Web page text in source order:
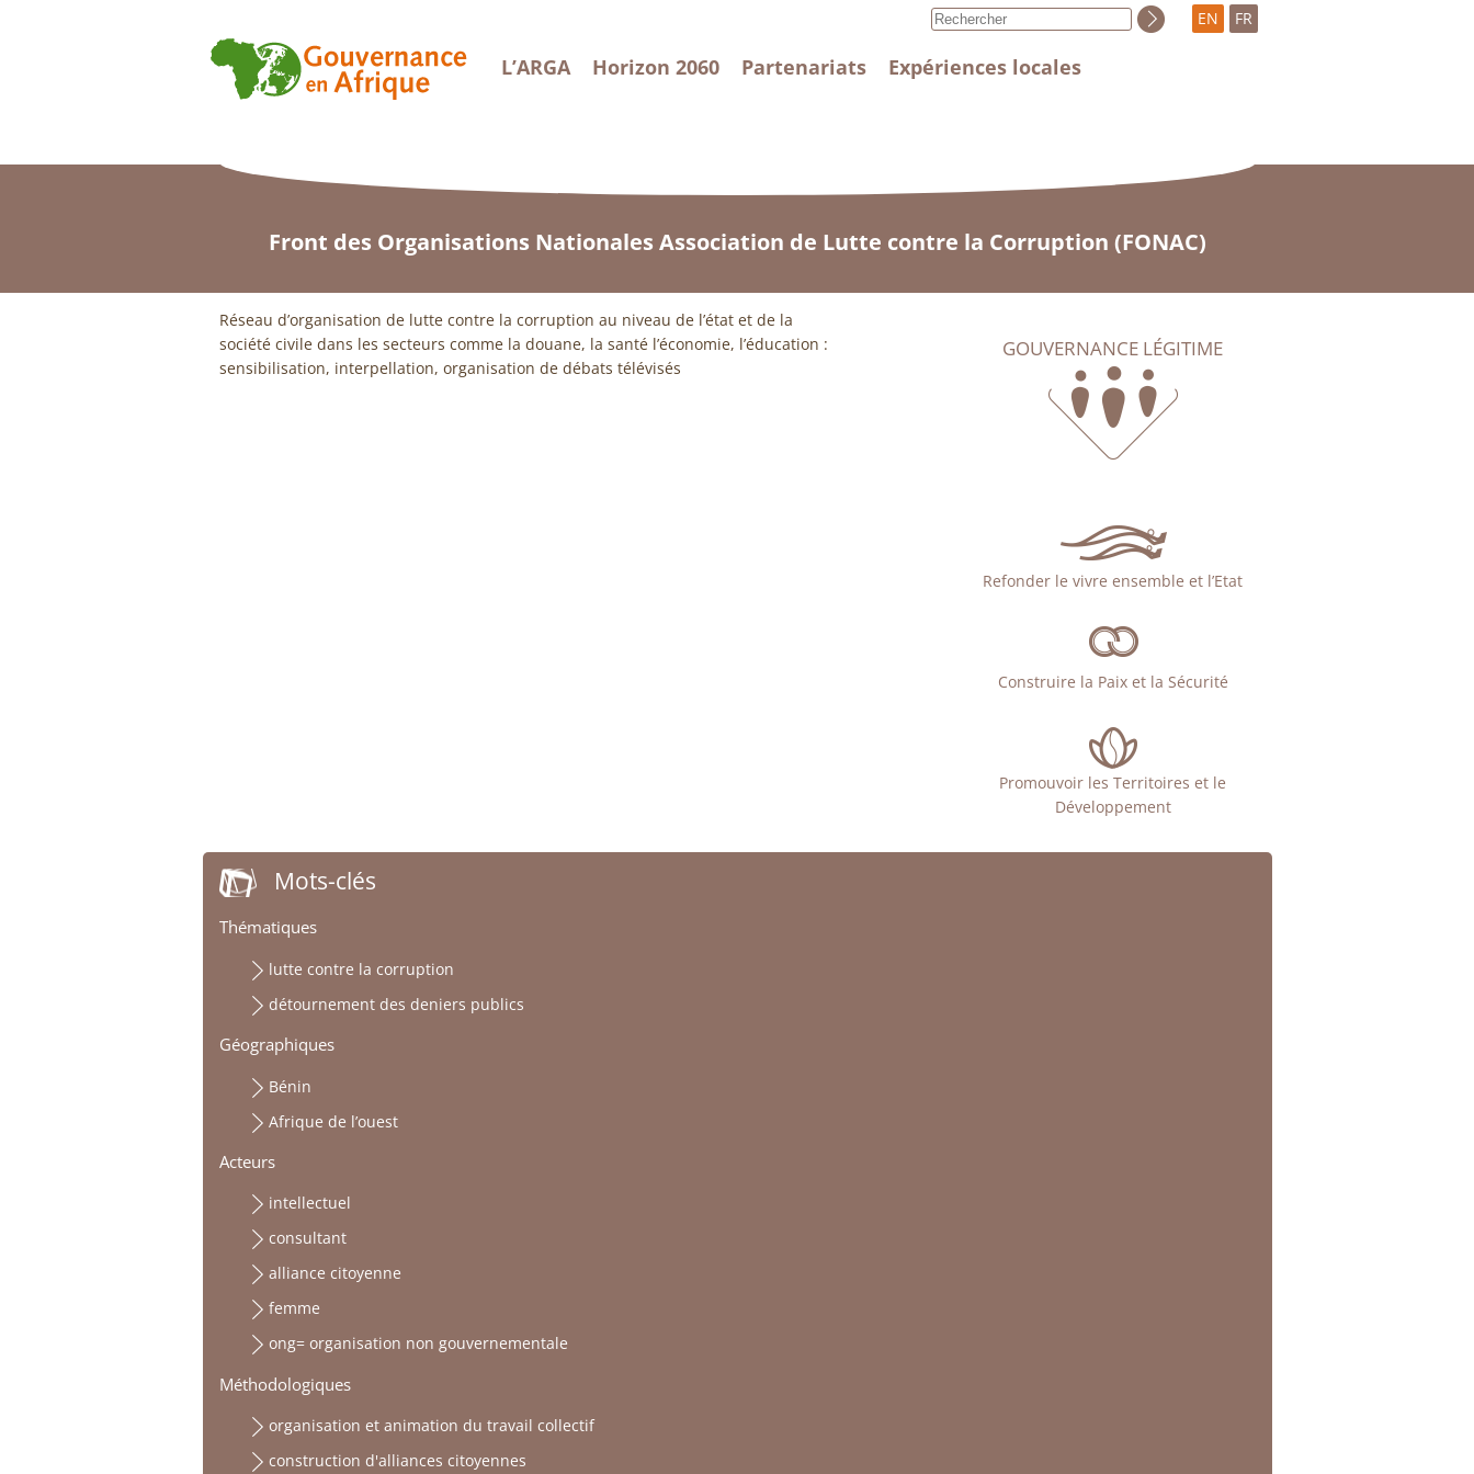
L’ARGA Horizon 2060 Partenariats Expériences locales
EN FR
Front des Organisations Nationales Association de Lutte contre la Corruption (FONAC)
Réseau d’organisation de lutte contre la corruption au niveau de l’état et de la
société civile dans les secteurs comme la douane, la santé l’économie, l’éducation :
sensibilisation, interpellation, organisation de débats télévisés
GOUVERNANCE LÉGITIME
Refonder le vivre ensemble et l’Etat
Construire la Paix et la Sécurité
Promouvoir les Territoires et le
Développement
Mots-clés
Thématiques
lutte contre la corruption
détournement des deniers publics
Géographiques
Bénin
Afrique de l’ouest
Acteurs
intellectuel
consultant
alliance citoyenne
femme
ong= organisation non gouvernementale
Méthodologiques
organisation et animation du travail collectif
construction d'alliances citoyennes